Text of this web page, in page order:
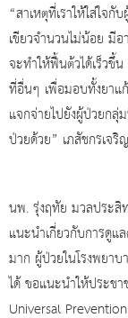
“สาเหตุที่เราให้ใส่ใจ
เขียวจำนวนไม่น้อย มี
จะทำให้ฟื้นต้วได้เร็วขึ้
ที่อื่นๆ เพื่อมอบทั้งยาแ
แจกจ่ายไปยังผู้ป่วยกลุ่
ป่วยด้วย” เภสัชกรเจริ
นพ. รุ่งฤทัย มวลประ
แนะนำเกี่ยวกับการดูแ
มาก ผู้ป่วยในโรงพยาบ
ได้ ขอแนะนำให้ประช
Universal Prevention